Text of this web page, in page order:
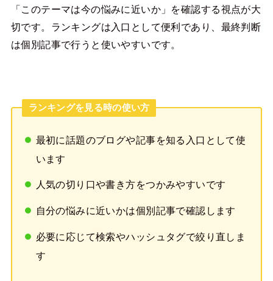
「このテーマは今の悩みに近いか」を確認する視点が大
切です。ランキングは入口として便利であり、最終判断
は個別記事で行うと使いやすいです。
ランキングを見る時の使い方
最初に話題のブログや記事を知る入口として使
います
人気の切り口や書き方をつかみやすいです
自分の悩みに近いかは個別記事で確認します
必要に応じて検索やハッシュタグで絞り直しま
す